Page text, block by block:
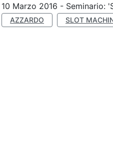
10 Marzo 2016 - Seminario:
AZZARDO SLOT